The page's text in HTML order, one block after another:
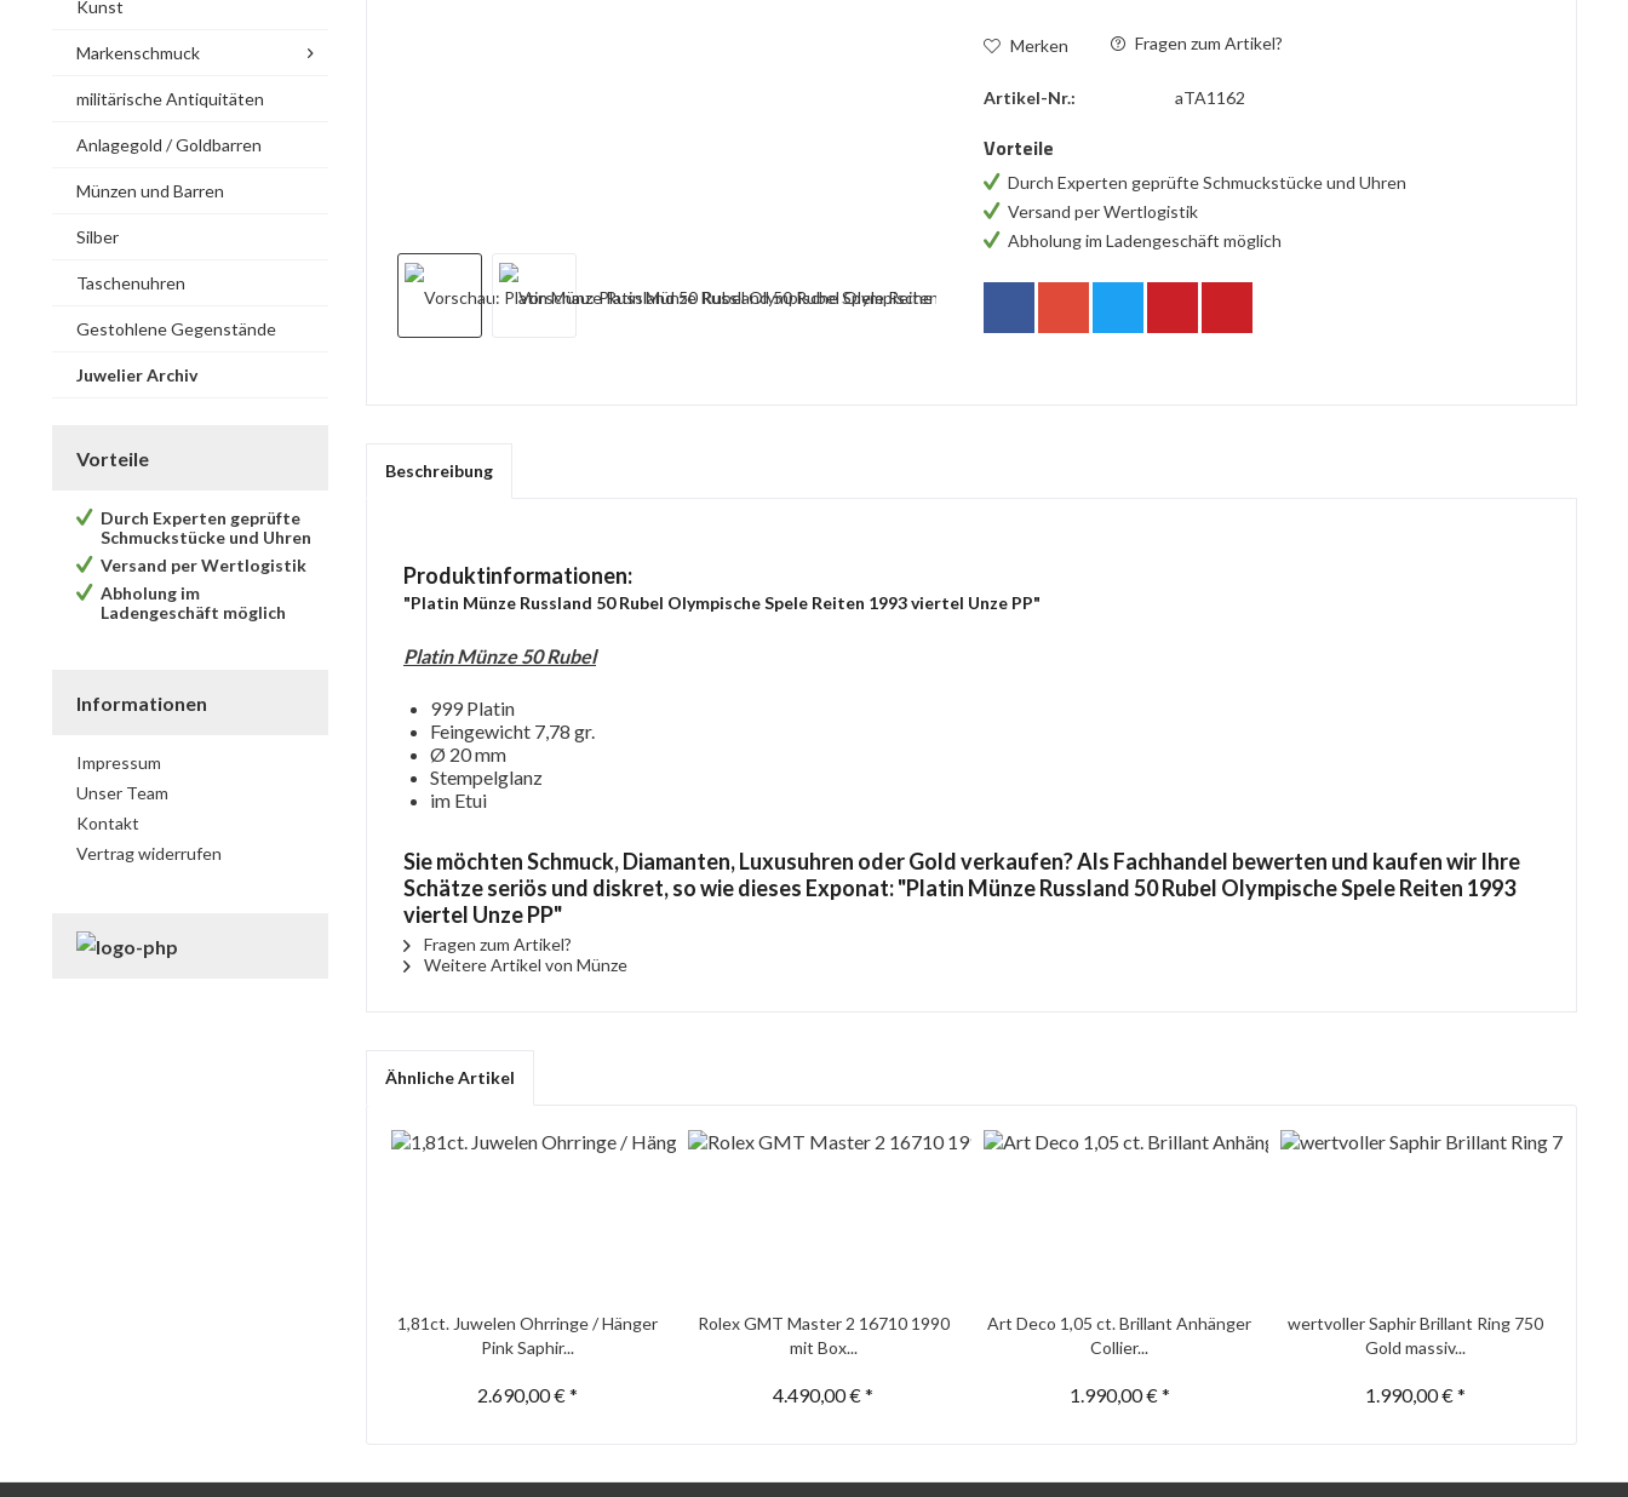
Kunst
Markenschmuck
militärische Antiquitäten
Anlagegold / Goldbarren
Münzen und Barren
Silber
Taschenuhren
Gestohlene Gegenstände
Juwelier Archiv
Vorteile
Durch Experten geprüfte
Schmuckstücke und Uhren
Versand per Wertlogistik
Abholung im
Ladengeschäft möglich
Informationen
Impressum
Unser Team
Kontakt
Vertrag widerrufen
Merken Fragen zum Artikel?
Artikel-Nr.: aTA1162
Vorteile
Durch Experten geprüfte Schmuckstücke und Uhren
Versand per Wertlogistik
Abholung im Ladengeschäft möglich
Beschreibung
Produktinformationen:
"Platin Münze Russland 50 Rubel Olympische Spele Reiten 1993 viertel Unze PP"
Platin Münze 50 Rubel
999 Platin
Feingewicht 7,78 gr.
Ø 20 mm
Stempelglanz
im Etui
Sie möchten Schmuck, Diamanten, Luxusuhren oder Gold verkaufen? Als Fachhandel bewerten und kaufen wir Ihre
Schätze seriös und diskret, so wie dieses Exponat: "Platin Münze Russland 50 Rubel Olympische Spele Reiten 1993
viertel Unze PP"
Fragen zum Artikel?
Weitere Artikel von Münze
Ähnliche Artikel
1,81ct. Juwelen Ohrringe / Hänger
Pink Saphir...
2.690,00 € *
Rolex GMT Master 2 16710 1990
mit Box...
4.490,00 € *
Art Deco 1,05 ct. Brillant Anhänger
Collier...
1.990,00 € *
wertvoller Saphir Brillant Ring 750
Gold massiv...
1.990,00 € *